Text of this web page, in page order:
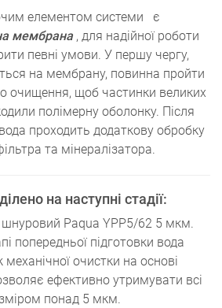
елементом системи
є
мембрана, для надійної роботи
певні умови. У першу чергу,
на мембрану, повинна пройти
очищення, щоб частинки великих
полімерну оболонку. Після
проходить додаткову обробку
та мінералізатора.
на наступні стадії:
Paqua YPP5/62 5 мкм.
попередньої підготовки вода
очистки на основі
ефективно утримувати всі
понад 5 мкм.